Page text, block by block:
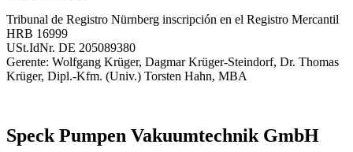
Tribunal de Registro Nürnberg inscripción en el Registro Mercantil
HRB 16999
USt.IdNr. DE 205089380
Gerente: Wolfgang Krüger, Dagmar Krüger-Steindorf, Dr. Thomas
Krüger, Dipl.-Kfm. (Univ.) Torsten Hahn, MBA
Speck Pumpen Vakuumtechnik GmbH